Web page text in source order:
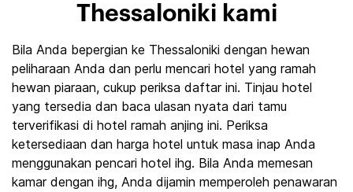
Thessaloniki kami
Bila Anda bepergian ke Thessaloniki dengan hewan
peliharaan Anda dan perlu mencari hotel yang ramah
hewan piaraan, cukup periksa daftar ini. Tinjau hotel
yang tersedia dan baca ulasan nyata dari tamu
terverifikasi di hotel ramah anjing ini. Periksa
ketersediaan dan harga hotel untuk masa inap Anda
menggunakan pencari hotel ihg. Bila Anda memesan
kamar dengan ihg, Anda dijamin memperoleh penawaran